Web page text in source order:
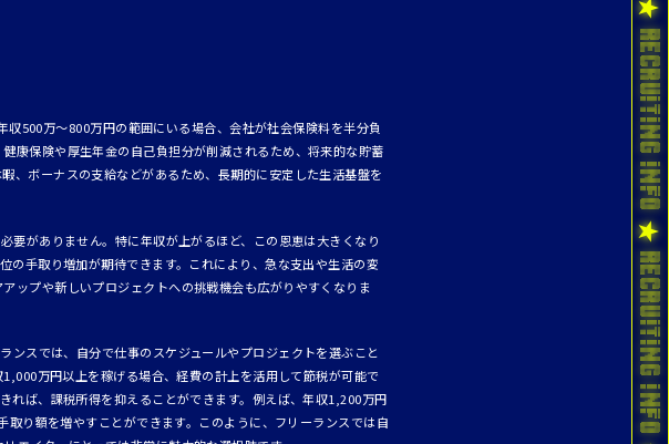
収500万～800万円の範囲にいる場合、会社が社会保険料を半分負
康保険や厚生年金の自己負担分が削減されるため、将来的な貯蓄
、ボーナスの支給などがあるため、長期的に安定した生活基盤を
要がありません。特に年収が上がるほど、この恩恵は大きくなり
の手取り増加が期待できます。これにより、急な支出や生活の変
ップや新しいプロジェクトへの挑戦機会も広がりやすくなりま
ンスでは、自分で仕事のスケジュールやプロジェクトを選ぶこと
万円以上を稼げる場合、経費の計上を活用して節税が可能で
れば、課税所得を抑えることができます。例えば、年収1,200万円
り額を増やすことができます。このように、フリーランスでは自